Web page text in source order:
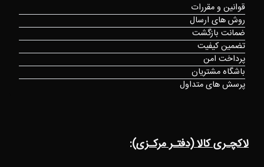
لاکچـری کالا (دفتـر مرکـزی):
قوانین و مقررات
روش های ارسال
ضمانت بازگشت
تضمین کیفیت
پرداخت امن
باشگاه مشتریان
پرسش های متداول